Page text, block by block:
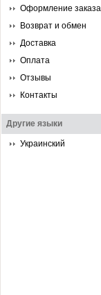
Оформление заказа
Возврат и обмен
Доставка
Оплата
Отзывы
Контакты
Другие языки
Украинский